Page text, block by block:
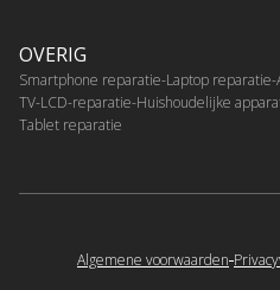
OVERIG
Smartphone reparatie Laptop reparatie
TV-LCD-reparatie Huishoudelijke
Tablet reparatie
Algemene voorwaarden